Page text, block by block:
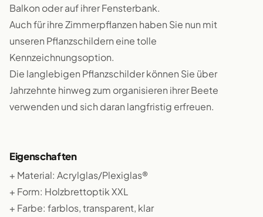
Balkon oder auf ihrer Fensterbank.
Auch für ihre Zimmerpflanzen haben Sie nun mit
unseren Pflanzschildern eine tolle
Kennzeichnungsoption.
Die langlebigen Pflanzschilder können Sie über
Jahrzehnte hinweg zum organisieren ihrer Beete
verwenden und sich daran langfristig erfreuen.
Eigenschaften
+ Material: Acrylglas/Plexiglas®
+ Form: Holzbrettoptik XXL
+ Farbe: farblos, transparent, klar